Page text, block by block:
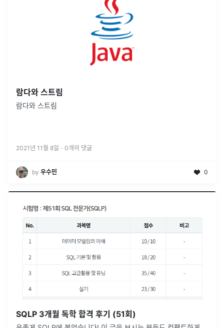
람다와 스트림
람다와 스트림
2021년 11월 8일 · 0개의 댓글
by 우수민 0
SQLP 3개월 독학 합격 후기 (51회)